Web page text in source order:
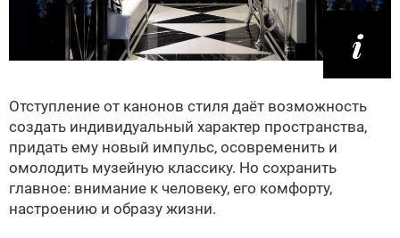
Отступление от канонов стиля даёт возможность
создать индивидуальный характер пространства,
придать ему новый импульс, осовременить и
омолодить музейную классику. Но сохранить
главное: внимание к человеку, его комфорту,
настроению и образу жизни.